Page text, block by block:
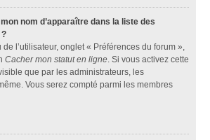
nom d’apparaître dans la liste des
l’utilisateur, onglet « Préférences du forum »,
Cacher mon statut en ligne. Si vous activez cette
que par les administrateurs, les
Vous serez compté parmi les membres